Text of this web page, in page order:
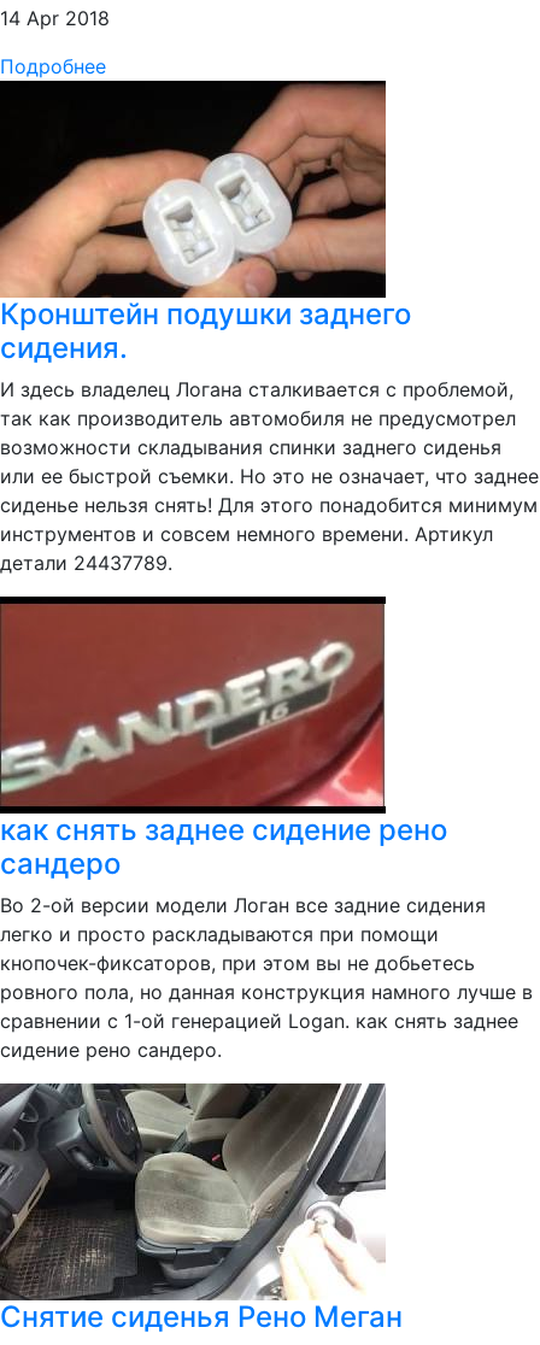
14 Apr 2018
Подробнее
Кронштейн подушки заднего
сидения.
И здесь владелец Логана сталкивается с проблемой,
так как производитель автомобиля не предусмотрел
возможности складывания спинки заднего сиденья
или ее быстрой съемки. Но это не означает, что заднее
сиденье нельзя снять! Для этого понадобится минимум
инструментов и совсем немного времени. Артикул
детали 24437789.
как снять заднее сидение рено
сандеро
Во 2-ой версии модели Логан все задние сидения
легко и просто раскладываются при помощи
кнопочек-фиксаторов, при этом вы не добьетесь
ровного пола, но данная конструкция намного лучше в
сравнении с 1-ой генерацией Logan. как снять заднее
сидение рено сандеро.
Снятие сиденья Рено Меган